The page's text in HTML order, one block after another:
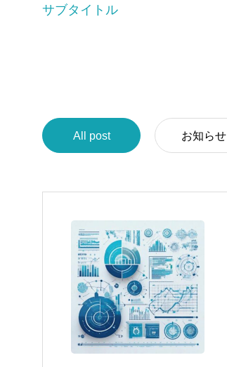
サブタイトル
All post お知らせ